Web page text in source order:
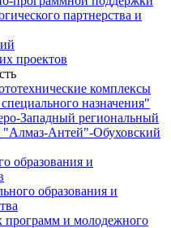
партнерства и
проектов
комплексы
назначения"
Западный региональный
Антей"-Обуховский
образования и
образования и
программ и молодежного